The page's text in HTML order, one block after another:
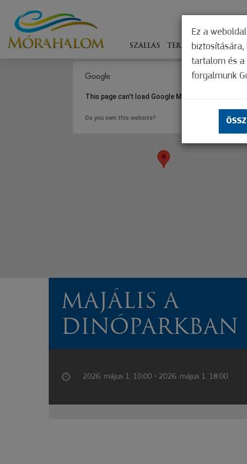
SZÁLLÁS TERÍTÉKEN
This page can't load Google Maps correctly.
Do you own this website? OK
MAJÁLIS A
DINÓPARKBAN
2026. május 1. 10:00 - 2026. május 1. 18:00
Ez a
tartalom és a
forgalmunk